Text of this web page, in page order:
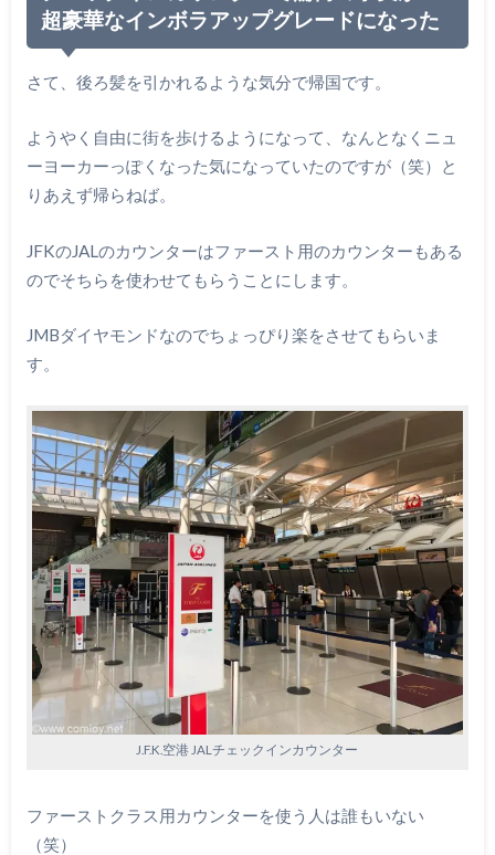
超豪華なインボラアップグレードになった
さて、後ろ髪を引かれるような気分で帰国です。
ようやく自由に街を歩けるようになって、なんとなくニュ
ーヨーカーっぽくなった気になっていたのですが（笑）と
りあえず帰らねば。
JFKのJALのカウンターはファースト用のカウンターもある
のでそちらを使わせてもらうことにします。
JMBダイヤモンドなのでちょっぴり楽をさせてもらいま
す。
J.F.K.空港 JALチェックインカウンター
ファーストクラス用カウンターを使う人は誰もいない
（笑）